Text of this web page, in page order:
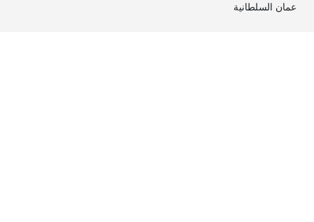
عمان السلطانية